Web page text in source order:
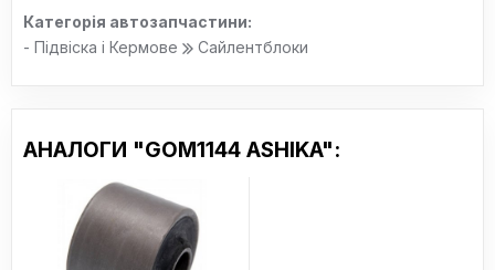
Категорія автозапчастини:
- Підвіска і Кермове
Сайлентблоки
АНАЛОГИ "GOM1144 ASHIKA":